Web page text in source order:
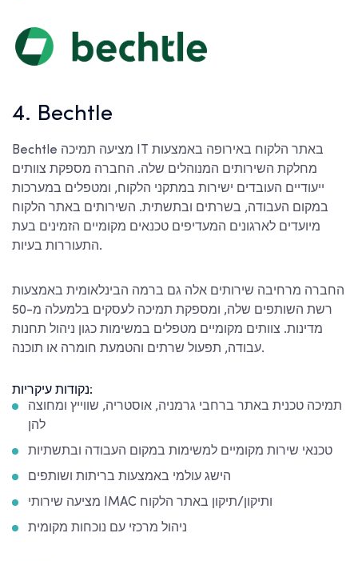
4. Bechtle
Bechtle מציעה תמיכה IT באתר הלקוח באירופה באמצעות
מחלקת השירותים המנוהלים שלה. החברה מספקת צוותים
ייעודיים העובדים ישירות במתקני הלקוח, ומטפלים במערכות
במקום העבודה, בשרתים ובתשתית. השירותים באתר הלקוח
מיועדים לארגונים המעדיפים טכנאים מקומיים הזמינים בעת
התעוררות בעיות.
החברה מרחיבה שירותים אלה גם ברמה הבינלאומית באמצעות
רשת השותפים שלה, ומספקת תמיכה לעסקים בלמעלה מ-50
מדינות. צוותים מקומיים מטפלים במשימות כגון ניהול תחנות
עבודה, תפעול שרתים והטמעת חומרה או תוכנה.
נקודות עיקריות:
תמיכה טכנית באתר ברחבי גרמניה, אוסטריה, שווייץ ומחוצה
להן
טכנאי שירות מקומיים למשימות במקום העבודה ובתשתיות
הישג עולמי באמצעות בריתות ושותפים
מציעה שירותי IMAC ותיקון/תיקון באתר הלקוח
ניהול מרכזי עם נוכחות מקומית